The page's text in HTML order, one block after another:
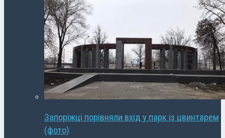
Запоріжці порівняли вхід у парк із цвинтарем
(фото)